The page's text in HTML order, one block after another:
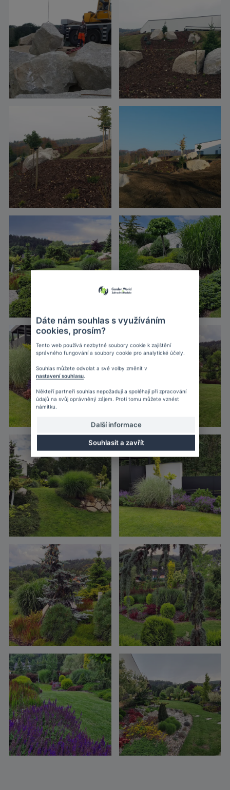
Dáte nám souhlas s využíváním
cookies, prosím?
Tento web používá nezbytné soubory cookie k zajištění
správného fungování a soubory cookie pro analytické účely.
Souhlas můžete odvolat a své volby změnit v
nastavení souhlasu.
Někteří partneři souhlas nepožadují a spoléhají při zpracování
údajů na svůj oprávněný zájem. Proti tomu můžete vznést
námitku.
Další informace
Souhlasit a zavřít